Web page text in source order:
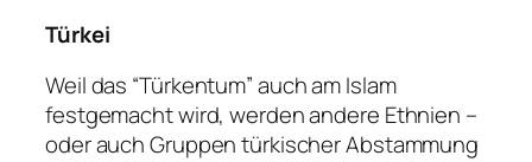
Türkei
Weil das “Türkentum” auch am Islam
festgemacht wird, werden andere Ethnien –
oder auch Gruppen türkischer Abstammung